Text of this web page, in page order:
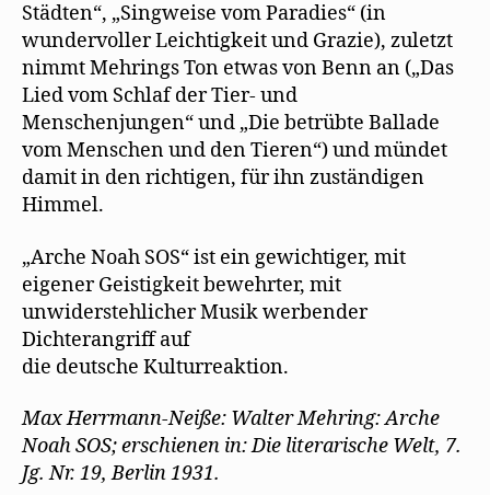
Städten“, „Singweise vom Paradies“ (in
wundervoller Leichtigkeit und Grazie), zuletzt
nimmt Mehrings Ton etwas von Benn an („Das
Lied vom Schlaf der Tier- und
Menschenjungen“ und „Die betrübte Ballade
vom Menschen und den Tieren“) und mündet
damit in den richtigen, für ihn zuständigen
Himmel.
„Arche Noah SOS“ ist ein gewichtiger, mit
eigener Geistigkeit bewehrter, mit
unwiderstehlicher Musik werbender
Dichterangriff auf
die deutsche Kulturreaktion.
Max Herrmann-Neiße: Walter Mehring: Arche
Noah SOS; erschienen in: Die literarische Welt, 7.
Jg. Nr. 19, Berlin 1931.